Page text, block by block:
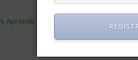
Aprende cómo se procesan los datos